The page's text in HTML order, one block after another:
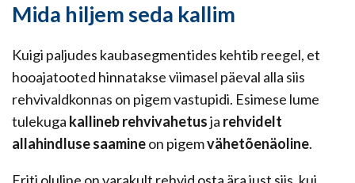
Mida hiljem seda kallim
Kuigi paljudes kaubasegmentides kehtib reegel, et
hooajatooted hinnatakse viimasel päeval alla siis
rehvivaldkonnas on pigem vastupidi. Esimese lume
tulekuga kallineb rehvivahetusja rehvidelt
allahindluse saamineon pigemvähetõenäoline.